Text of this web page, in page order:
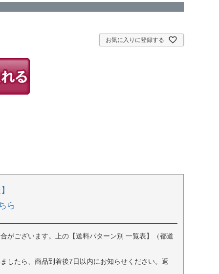
お気に入りに登録する
ら
がございます。上の【送料パターン別 一覧表】（都道
したら、商品到着後7日以内にお知らせください。返